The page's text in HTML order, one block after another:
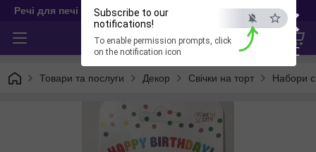
×
ESC
Subscribe to our
notifications!
To enable permission prompts, click
on the notification icon
Речі для печі
Товари та послуги Декор Свічки на торт Набори